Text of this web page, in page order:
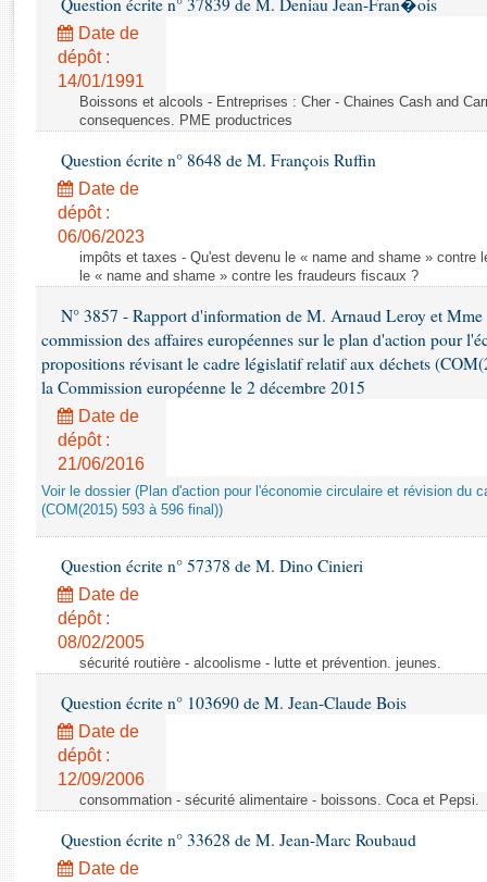
Rapports d'enquête
Rapports législatifs
Rapports sur l'application des lois
Baromètre de l’application des lois
Budget et sécurité sociale
Questions écrites et orales
Comptes rendus des débats
Question écrite n° 37839 de M. Deniau Jean-Fran�ois
Date de
dépôt :
14/01/1991
Boissons et alcools - Entreprises : Cher - Chaines Cash and
consequences. PME productrices
Question écrite n° 8648 de M. François Ruffin
Date de
dépôt :
06/06/2023
impôts et taxes - Qu'est devenu le « name and shame » contre
le « name and shame » contre les fraudeurs fiscaux ?
N° 3857 - Rapport d'information de M. Arnaud Leroy et Mme
commission des affaires européennes sur le plan d'action pour
propositions révisant le cadre législatif relatif aux déchets
la Commission européenne le 2 décembre 2015
Date de
dépôt :
21/06/2016
Voir le dossier (Plan d'action pour l'économie circulaire et révision du
(COM(2015) 593 à 596 final))
Question écrite n° 57378 de M. Dino Cinieri
Date de
dépôt :
08/02/2005
sécurité routière - alcoolisme - lutte et prévention. jeunes.
Question écrite n° 103690 de M. Jean-Claude Bois
Date de
dépôt :
12/09/2006
consommation - sécurité alimentaire - boissons. Coca et Pepsi.
Question écrite n° 33628 de M. Jean-Marc Roubaud
Date de